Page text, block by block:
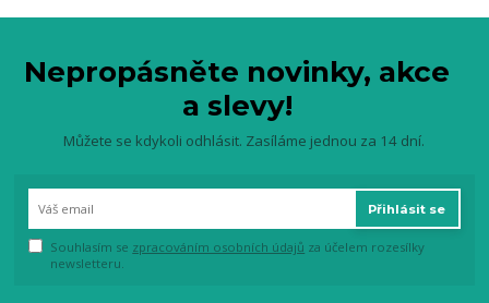
Nepropásněte novinky, akce
a slevy!
Můžete se kdykoli odhlásit. Zasíláme jednou za 14 dní.
Přihlásit se
Souhlasím se zpracováním osobních údajů za účelem rozesílky
newsletteru.